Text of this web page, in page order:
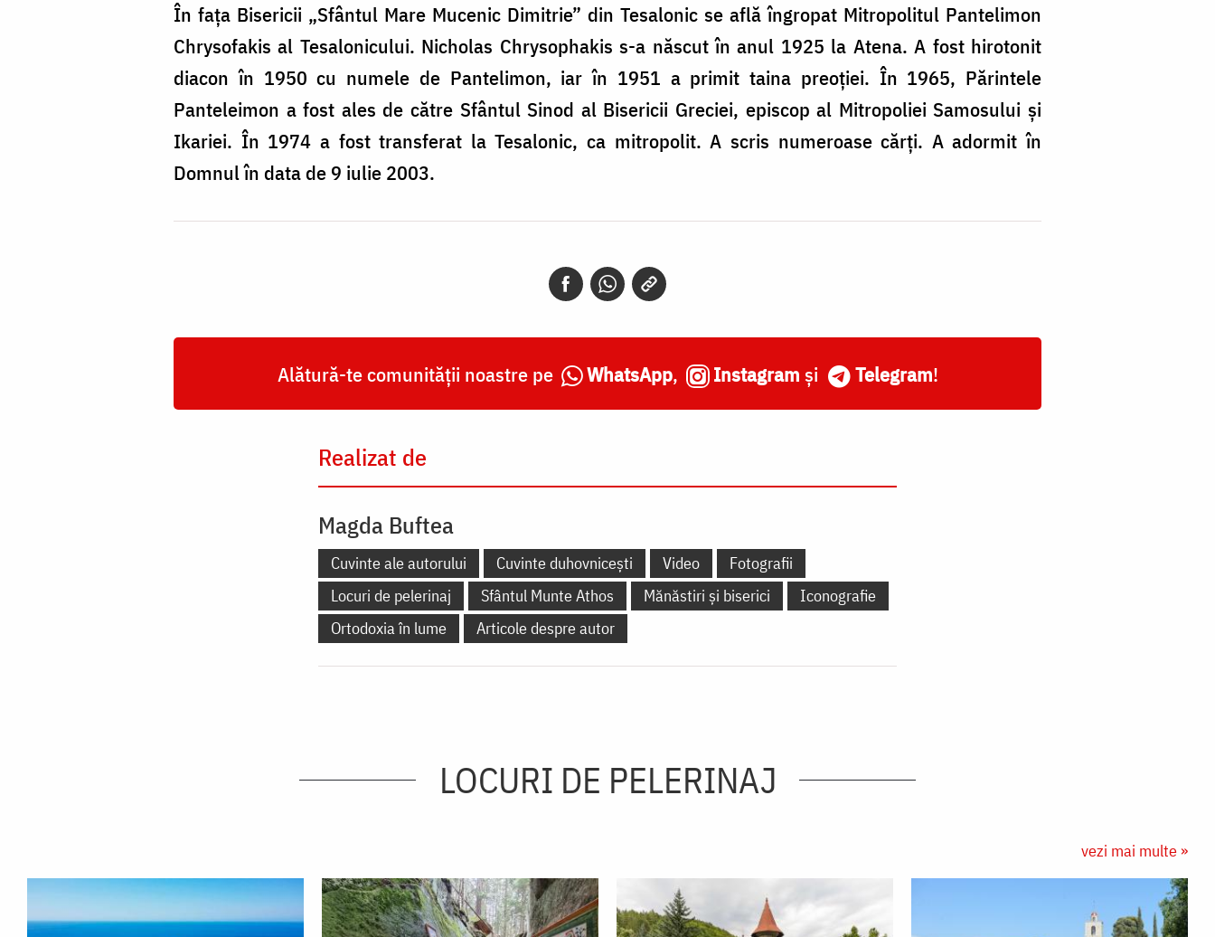
În fața Bisericii „Sfântul Mare Mucenic Dimitrie” din Tesalonic se află îngropat Mitropolitul Pantelimon
Chrysofakis al Tesalonicului. Nicholas Chrysophakis s-a născut în anul 1925 la Atena. A fost hirotonit
diacon în 1950 cu numele de Pantelimon, iar în 1951 a primit taina preoției. În 1965, Părintele
Panteleimon a fost ales de către Sfântul Sinod al Bisericii Greciei, episcop al Mitropoliei Samosului și
Ikariei. În 1974 a fost transferat la Tesalonic, ca mitropolit. A scris numeroase cărți. A adormit în
Domnul în data de 9 iulie 2003.
Alătură-te comunității noastre pe WhatsApp, Instagram și Telegram!
Realizat de
Magda Buftea
Cuvinte ale autorului Cuvinte duhovnicești Video
Fotografii
Locuri de pelerinaj
Sfântul Munte Athos Mănăstiri și biserici
Iconografie
Ortodoxia în lume
Articole despre autor
LOCURI DE PELERINAJ
vezi mai multe »